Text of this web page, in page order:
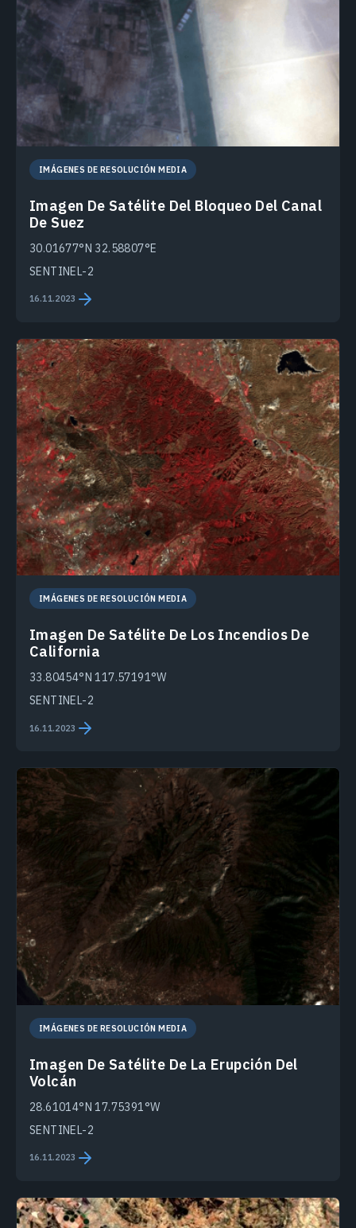
IMÁGENES DE RESOLUCIÓN MEDIA
Imagen De Satélite Del Bloqueo Del Canal
De Suez
30.01677°N 32.58807°E
SENTINEL-2
16.11.2023
IMÁGENES DE RESOLUCIÓN MEDIA
Imagen De Satélite De Los Incendios De
California
33.80454°N 117.57191°W
SENTINEL-2
16.11.2023
IMÁGENES DE RESOLUCIÓN MEDIA
Imagen De Satélite De La Erupción Del
Volcán
28.61014°N 17.75391°W
SENTINEL-2
16.11.2023